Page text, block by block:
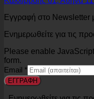
Εγγραφή στο Newsletter
Ενημερωθείτε για τις
Please enable
form.
Email *
ΕΓΓΡΑΦΗ